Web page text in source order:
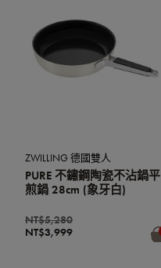
ZWILLING 德國雙人
PURE 不鏽鋼陶瓷不沾鍋平
煎鍋 28cm (象牙白)
NT$3,999
NT$5,280